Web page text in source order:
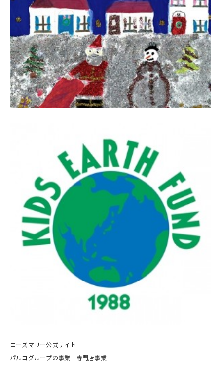
ローズマリー公式サイト
パルコグループの事業 専門店事業